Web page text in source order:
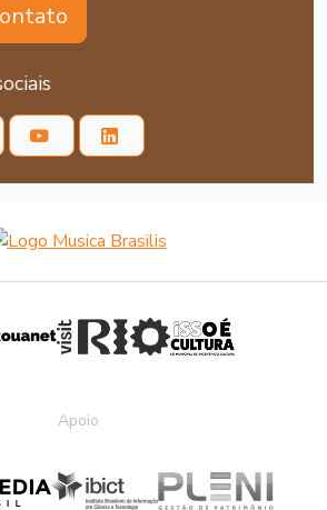
Apoio